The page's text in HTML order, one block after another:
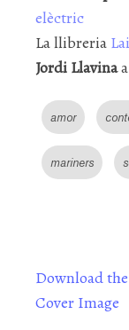
elèctric
La llibreria
Jordi Llavinaa
amor
mariners
Download
Cover Image